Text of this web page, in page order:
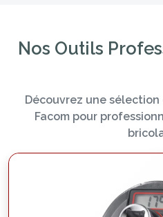
Nos Outils
Découvrez une
Facom pour